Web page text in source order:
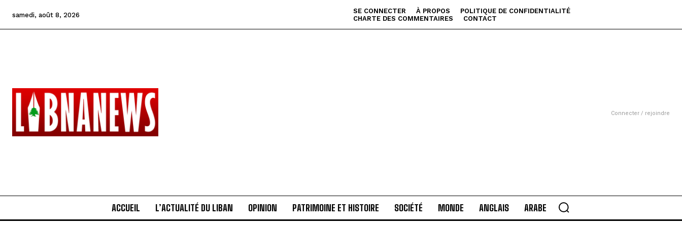
samedi, août 8, 2026 SE CONNECTER À PROPOS
POLITIQUE DE CONFIDENTIALITÉ
CHARTE DES COMMENTAIRES
CONTACT
Connecter / rejoindre
ACCUEIL L’ACTUALITÉ DU LIBAN OPINION PATRIMOINE ET HISTOIRE SOCIÉTÉ MONDE ANGLAIS ARABE